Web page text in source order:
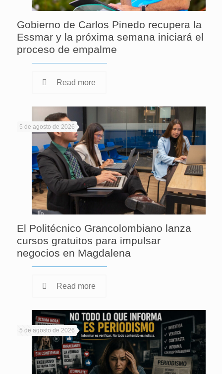
Gobierno de Carlos Pinedo recupera la
Essmar y la próxima semana iniciará el
proceso de empalme
Read more
5 de agosto de 2026
El Politécnico Grancolombiano lanza
cursos gratuitos para impulsar
negocios en Magdalena
Read more
5 de agosto de 2026